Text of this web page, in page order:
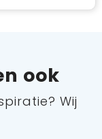
ook
Wij